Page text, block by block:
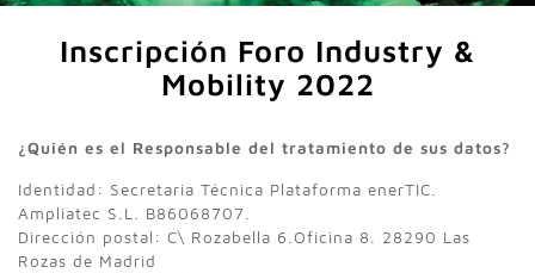
Inscripción Foro Industry &
Mobility 2022
¿Quién es el Responsable del tratamiento de sus datos?
Identidad: Secretaria Técnica Plataforma enerTIC.
Ampliatec S.L. B86068707.
Dirección postal: C\ Rozabella 6.Oficina 8. 28290 Las
Rozas de Madrid